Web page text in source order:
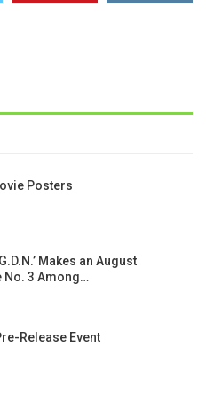
Posters
Makes an August
No. 3 Among…
Release Event